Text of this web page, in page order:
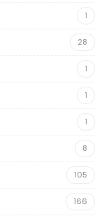
1
28
1
1
1
8
105
166